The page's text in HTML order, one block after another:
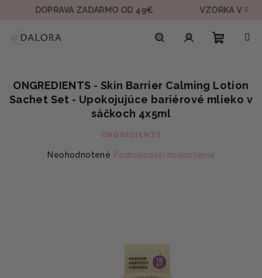
DOPRAVA ZADARMO OD 49€ VZORKA V KAŽDEJ
košík
ONGREDIENTS - Skin Barrier Calming Lotion
Sachet Set - Upokojujúce bariérové mlieko v
sáčkoch 4x5ml
ONGREDIENTS
Priemerné
Neohodnotené Podrobnosti hodnotenia